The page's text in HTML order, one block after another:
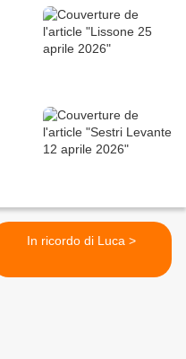
In ricordo di Luca >